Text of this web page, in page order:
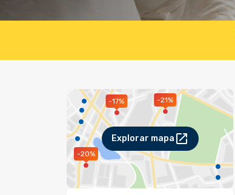
-21%
-20%
-17%
Explorar mapa